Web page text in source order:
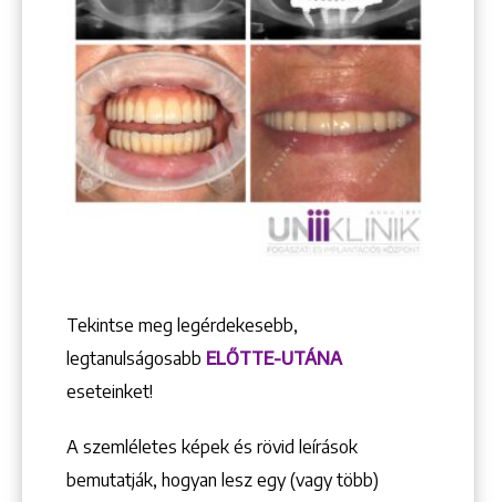
Tekintse meg legérdekesebb,
legtanulságosabb ELŐTTE-UTÁNA
eseteinket!
A szemléletes képek és rövid leírások
bemutatják, hogyan lesz egy (vagy több)